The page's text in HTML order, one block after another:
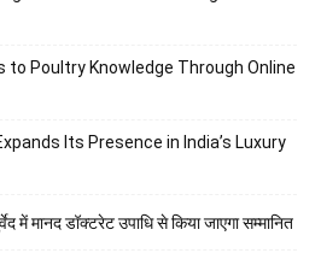
to Poultry Knowledge Through Online
Its Presence in India’s Luxury
में मानद डॉक्टरेट उपाधि से किया जाएगा सम्मानित